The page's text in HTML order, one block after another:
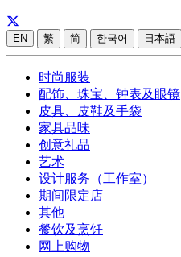
EN 繁 简 한국어 日本語
时尚服装
配饰、珠宝、钟表及眼镜
皮具、皮鞋及手袋
家具品味
创意礼品
艺术
设计服务（工作室）
期间限定店
其他
餐饮及烹饪
网上购物